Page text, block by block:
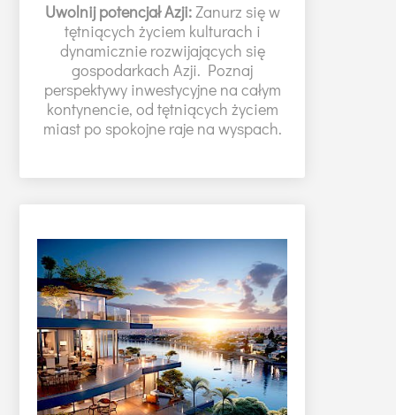
Uwolnij potencjał Azji:Zanurz się w
tętniących życiem kulturach i
dynamicznie rozwijających się
gospodarkach Azji. Poznaj
perspektywy inwestycyjne na całym
kontynencie, od tętniących życiem
miast po spokojne raje na wyspach.